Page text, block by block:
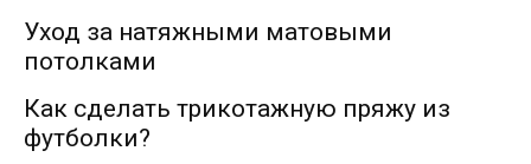
Уход за натяжными матовыми
потолками
Как сделать трикотажную пряжу из
футболки?